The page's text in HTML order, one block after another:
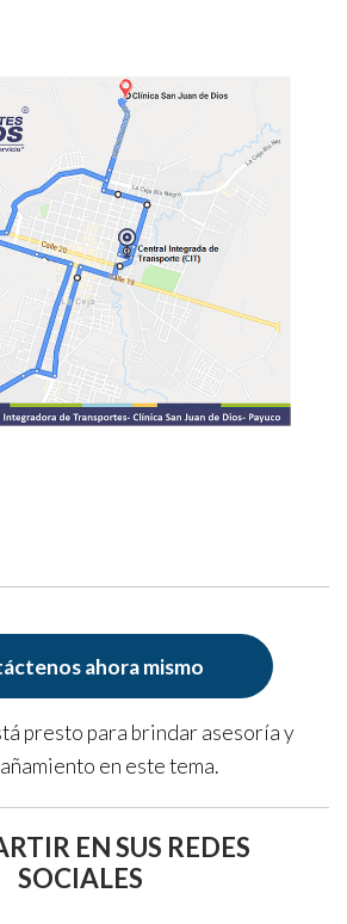
ahora mismo
presto para brindar asesoría y
en este tema.
EN SUS REDES
SOCIALES